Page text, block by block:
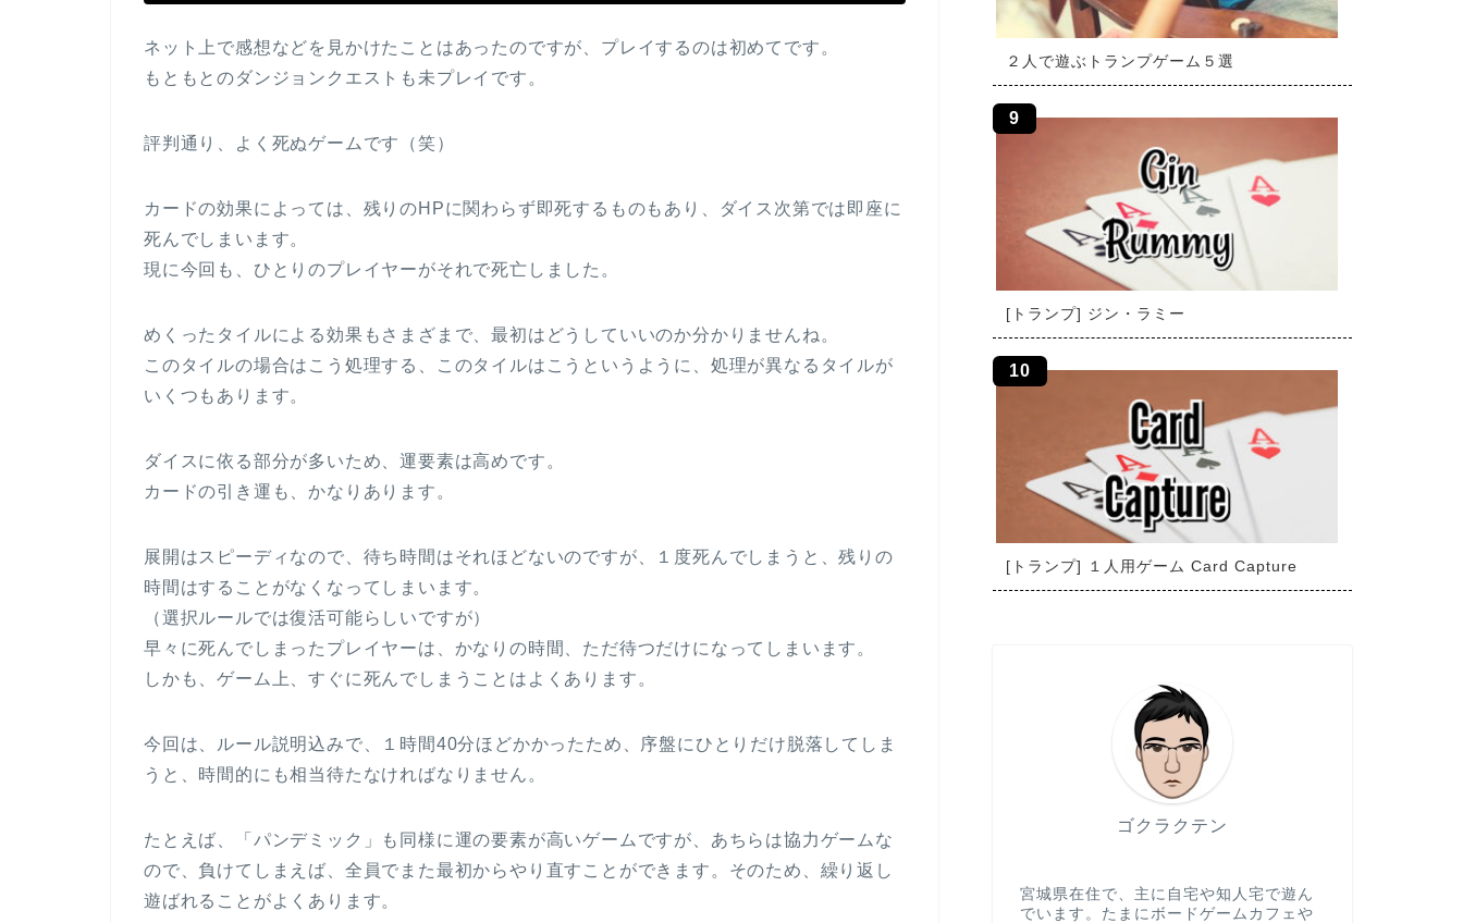
ネット上で感想などを見かけたことはあったのですが、プレイするのは初めてです。
もともとのダンジョンクエストも未プレイです。
評判通り、よく死ぬゲームです（笑）
カードの効果によっては、残りのHPに関わらず即死するものもあり、ダイス次第では即座に
死んでしまいます。
現に今回も、ひとりのプレイヤーがそれで死亡しました。
めくったタイルによる効果もさまざまで、最初はどうしていいのか分かりませんね。
このタイルの場合はこう処理する、このタイルはこうというように、処理が異なるタイルが
いくつもあります。
ダイスに依る部分が多いため、運要素は高めです。
カードの引き運も、かなりあります。
展開はスピーディなので、待ち時間はそれほどないのですが、１度死んでしまうと、残りの
時間はすることがなくなってしまいます。
（選択ルールでは復活可能らしいですが）
早々に死んでしまったプレイヤーは、かなりの時間、ただ待つだけになってしまいます。
しかも、ゲーム上、すぐに死んでしまうことはよくあります。
今回は、ルール説明込みで、１時間40分ほどかかったため、序盤にひとりだけ脱落してしま
うと、時間的にも相当待たなければなりません。
たとえば、「パンデミック」も同様に運の要素が高いゲームですが、あちらは協力ゲームな
ので、負けてしまえば、全員でまた最初からやり直すことができます。そのため、繰り返し
遊ばれることがよくあります。
２人で遊ぶトランプゲーム５選
[トランプ] ジン・ラミー
[トランプ] １人用ゲーム Card Capture
ゴクラクテン
宮城県在住で、主に自宅や知人宅で遊ん
でいます。たまにボードゲームカフェや